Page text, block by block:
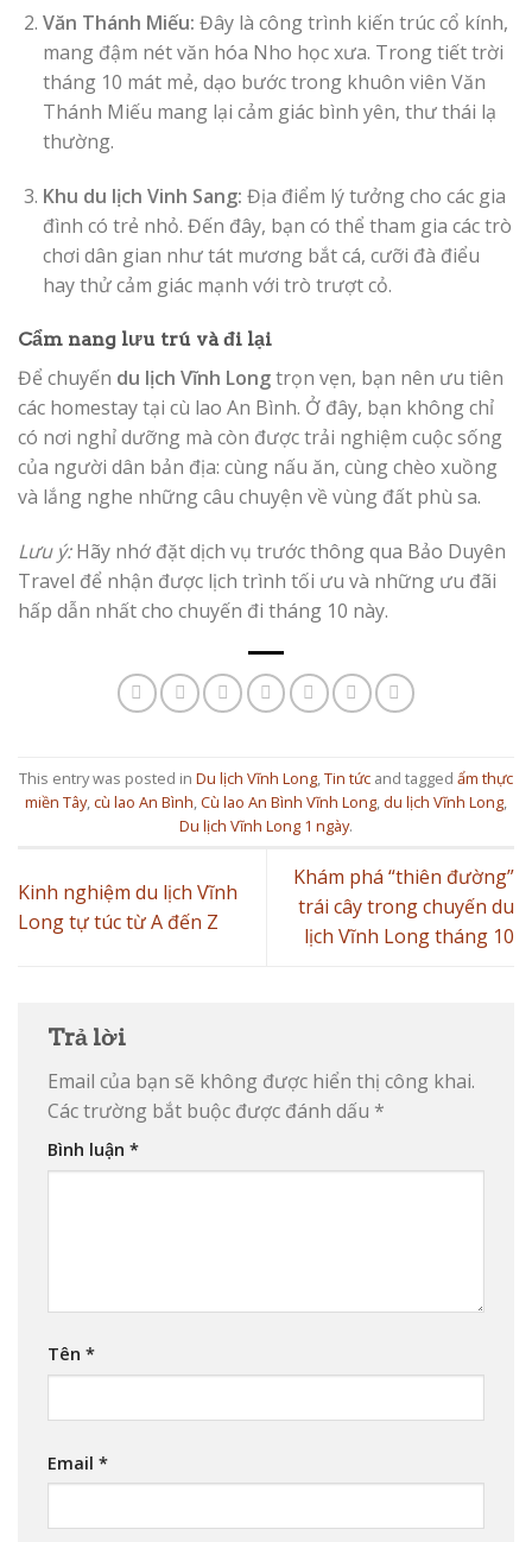
Văn Thánh Miếu: Đây là công trình kiến trúc cổ kính,
mang đậm nét văn hóa Nho học xưa. Trong tiết trời
tháng 10 mát mẻ, dạo bước trong khuôn viên Văn
Thánh Miếu mang lại cảm giác bình yên, thư thái lạ
thường.
Khu du lịch Vinh Sang: Địa điểm lý tưởng cho các gia
đình có trẻ nhỏ. Đến đây, bạn có thể tham gia các trò
chơi dân gian như tát mương bắt cá, cưỡi đà điểu
hay thử cảm giác mạnh với trò trượt cỏ.
Cẩm nang lưu trú và đi lại
Để chuyến du lịch Vĩnh Longtrọn vẹn, bạn nên ưu tiên
các homestay tại cù lao An Bình. Ở đây, bạn không chỉ
có nơi nghỉ dưỡng mà còn được trải nghiệm cuộc sống
của người dân bản địa: cùng nấu ăn, cùng chèo xuồng
và lắng nghe những câu chuyện về vùng đất phù sa.
Lưu ý:Hãy nhớ đặt dịch vụ trước thông qua Bảo Duyên
Travel để nhận được lịch trình tối ưu và những ưu đãi
hấp dẫn nhất cho chuyến đi tháng 10 này.
This entry was posted in Du lịch Vĩnh Long Tin tức and tagged ẩm thực
miền Tây, cù lao An Bình Cù lao An Bình Vĩnh Long du lịch Vĩnh Long
Du lịch Vĩnh Long 1 ngày.
Kinh nghiệm du lịch Vĩnh
Long tự túc từ A đến Z
Khám phá “thiên đường”
trái cây trong chuyến du
lịch Vĩnh Long tháng 10
Trả lời
Email của bạn sẽ không được hiển thị công khai.
Các trường bắt buộc được đánh dấu *
Bình luận *
Tên *
Email *